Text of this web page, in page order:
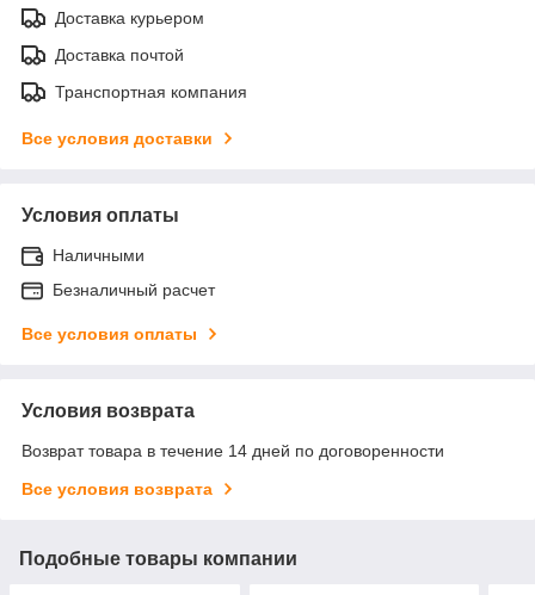
Доставка курьером
Доставка почтой
Транспортная компания
Все условия доставки
Условия оплаты
Наличными
Безналичный расчет
Все условия оплаты
Условия возврата
Возврат товара в течение 14 дней по договоренности
Все условия возврата
Подобные товары компании